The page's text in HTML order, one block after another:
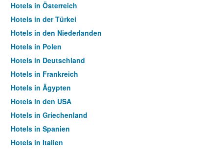
Hotels in Österreich
Hotels in der Türkei
Hotels in den Niederlanden
Hotels in Polen
Hotels in Deutschland
Hotels in Frankreich
Hotels in Ägypten
Hotels in den USA
Hotels in Griechenland
Hotels in Spanien
Hotels in Italien